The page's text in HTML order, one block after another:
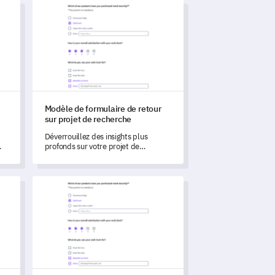
des services de bibliothèque
Modèle de formulaire de retour sur projet de recherche
Modèle de formulaire de retour
sur projet de recherche
Déverrouillez des insights plus
profonds sur votre projet de
retour complet.
à distance
Modèle de Questionnaire sur l'Implicaiton des Parents